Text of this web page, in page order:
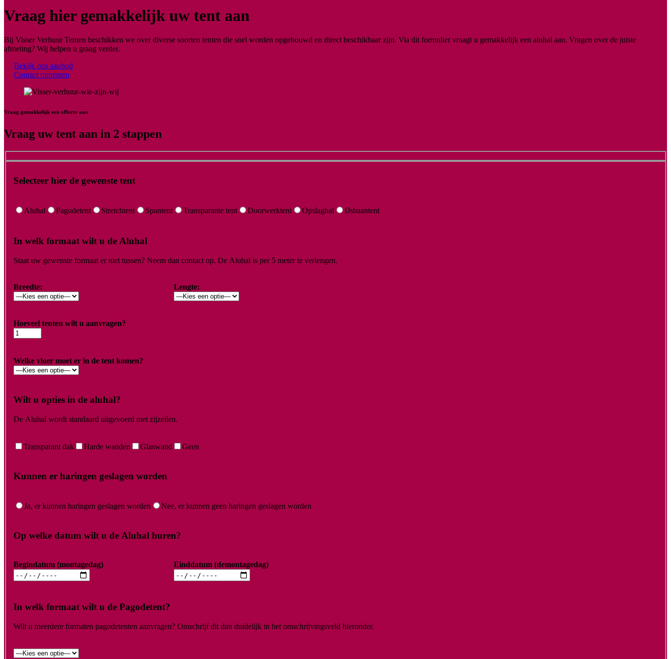
Vraag hier gemakkelijk uw tent aan
Bij Visser Verhuur Tenten beschikken we over diverse soorten tenten die snel worden opgebouwd en direct beschikbaar zijn. Via dit formulier vraagt u gemakkelijk een aluhal aan. Vragen over de juiste
afmeting? Wij helpen u graag verder.
Bekijk ons aanbod
Contact opnemen
Vraag gemakkelijk een offerte aan
Vraag uw tent aan in 2 stappen
Selecteer hier de gewenste tent
Aluhal Pagodetent Stretchtent Spantent Transparante tent Doorwerktent Opslaghal IJsbaantent
In welk formaat wilt u de Aluhal
Staat uw gewenste formaat er niet tussen? Neem dan contact op. De Aluhal is per 5 meter te verlengen.
Breedte: Lengte:
Hoeveel tenten wilt u aanvragen?
Welke vloer moet er in de tent komen?
Wilt u opties in de aluhal?
De Aluhal wordt standaard uitgevoerd met zijzeilen.
Transparant dak Harde wanden Glaswand Geen
Kunnen er haringen geslagen worden
Ja, er kunnen haringen geslagen worden Nee, er kunnen geen haringen geslagen worden
Op welke datum wilt u de Aluhal huren?
Begindatum (montagedag) Einddatum (demontagedag)
In welk formaat wilt u de Pagodetent?
Wilt u meerdere formaten pagodetenten aanvragen? Omschrijf dit dan duidelijk in het omschrijvingsveld hieronder.